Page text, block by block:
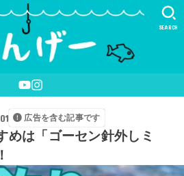
SEARCH
広告を含む記事です
めは「ゴーセン針外しミ